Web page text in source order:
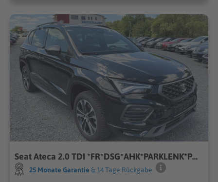
Seat Ateca 2.0 TDI *FR*DSG*AHK*PARKLENK*PDC+KAMERA*SH
25 Monate Garantie & 14 Tage Rückgabe